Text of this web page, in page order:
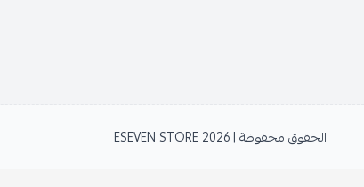
الحقوق محفوظة | 2026 ESEVEN STORE